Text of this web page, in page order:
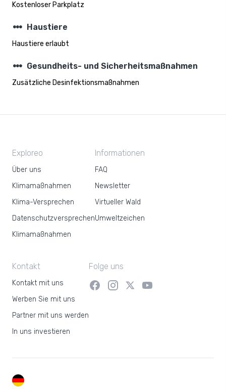
Kostenloser Parkplatz
steppers Haustiere
Haustiere erlaubt
steppers Gesundheits- und Sicherheitsmaßnahmen
Zusätzliche Desinfektionsmaßnahmen
Exploreo
Über uns
Klimamaßnahmen
Klima-Versprechen
Datenschutzversprechen
Klimamaßnahmen
Informationen
FAQ
Newsletter
Virtueller Wald
Umweltzeichen
Kontakt
Kontakt mit uns
Werben Sie mit uns
Partner mit uns werden
In uns investieren
Folge uns